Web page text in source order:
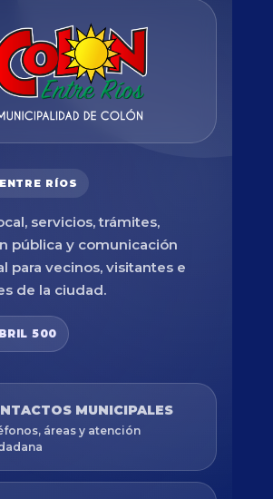
RÍOS
servicios, trámites,
pública y comunicación
para vecinos, visitantes e
de la ciudad.
500
MUNICIPALES
áreas y atención